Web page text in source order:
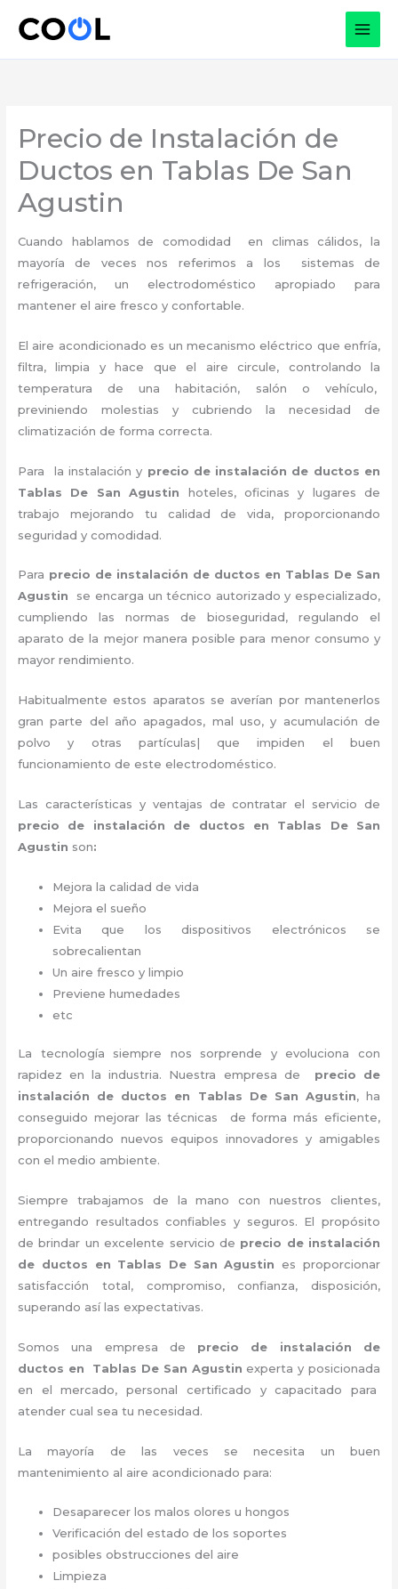
Precio de Instalación de
Ductos en Tablas De San
Agustin
Cuando hablamos de comodidad en climas cálidos, la
mayoría de veces nos referimos a los sistemas de
refrigeración, un electrodoméstico apropiado para
mantener el aire fresco y confortable.
El aire acondicionado es un mecanismo eléctrico que enfría,
filtra, limpia y hace que el aire circule, controlando la
temperatura de una habitación, salón o vehículo,
previniendo molestias y cubriendo la necesidad de
climatización de forma correcta.
Para la instalación y precio de instalación de ductos en
Tablas De San Agustin hoteles, oficinas y lugares de
trabajo
mejorando tu calidad de vida, proporcionando
seguridad y comodidad.
Para precio de instalación de ductos en Tablas De San
Agustin
se encarga un técnico autorizado y especializado,
cumpliendo las normas de bioseguridad, regulando el
aparato de la mejor manera posible para menor consumo y
mayor rendimiento.
Habitualmente estos aparatos se averían por mantenerlos
gran parte del año apagados, mal uso, y acumulación de
polvo y otras partículas| que impiden el buen
funcionamiento de este electrodoméstico.
Las características y ventajas de contratar el servicio de
precio de instalación de ductos en Tablas De San
Agustin son:
Mejora la calidad de vida
Mejora el sueño
Evita que los dispositivos electrónicos se
sobrecalientan
Un aire fresco y limpio
Previene humedades
etc
La tecnología siempre nos sorprende y evoluciona con
rapidez en la industria. Nuestra empresa de precio de
instalación de ductos
en Tablas De San Agustin, ha
conseguido mejorar las técnicas de forma más eficiente,
proporcionando nuevos equipos innovadores y amigables
con el medio ambiente.
Siempre trabajamos de la mano con nuestros clientes,
entregando resultados confiables y seguros. El propósito
de brindar un excelente servicio de precio de instalación
de ductos en Tablas De San Agustin es proporcionar
satisfacción total, compromiso, confianza, disposición,
superando así las expectativas.
Somos una empresa de precio de instalación de
ductos en Tablas De San Agustin experta y posicionada
en el mercado, personal certificado y capacitado para
atender cual sea tu necesidad.
La mayoría de las veces se necesita un buen
mantenimiento al aire acondicionado para:
Desaparecer los malos olores u hongos
Verificación del estado de los soportes
posibles obstrucciones del aire
Limpieza